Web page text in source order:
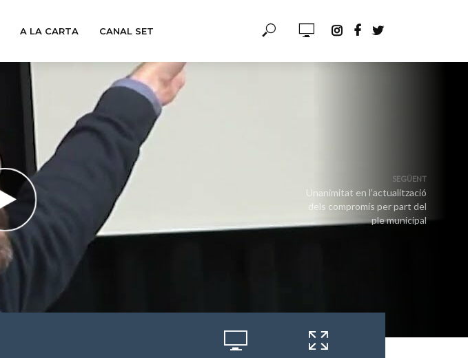
A LA CARTA CANAL SET
SEGÜENT
Unanimitat en l’actualització
dels compromís per part del
ple municipal